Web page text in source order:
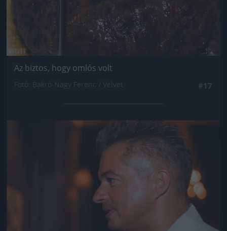
Az biztos, hogy omlós volt
Jön még kép!